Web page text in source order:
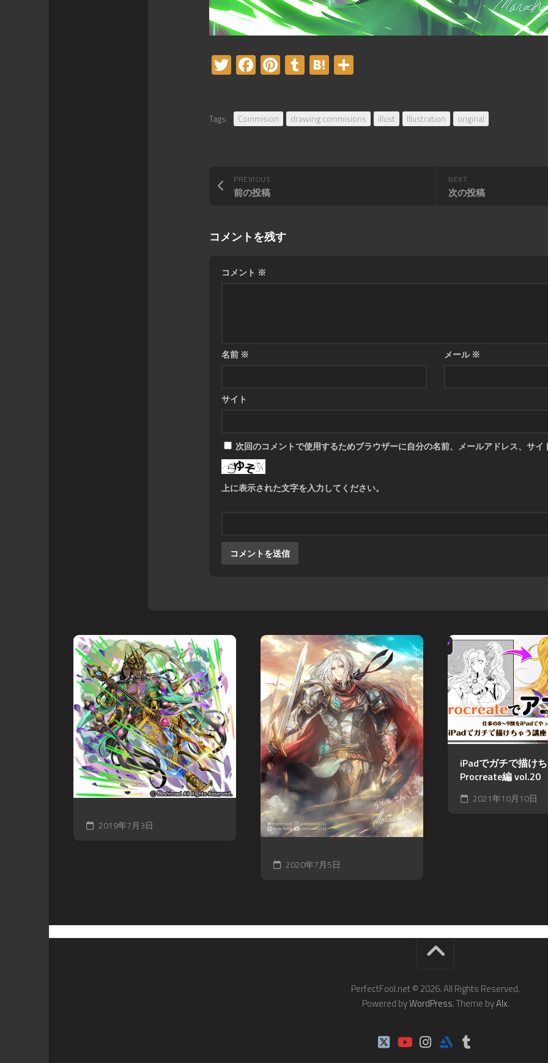
Twitter
Facebook
Pinterest
TumblrHatena
Tags: Commision drawing commisions illust Illustration original
NEXT
次の投稿
PREVIOUS
前の投稿
コメントを残す
コメント ※
名前 ※ メール※
サイト
次回のコメントで使用するためブラウザーに自分の名前、メールアドレス、サイ
上に表示された文字を入力してください。
2019年7月3日
2020年7月5日
iPadでガチで描け
Procreate編 vol.20
2021年10月10日
PerfectFool.net © 2026. All Rights Reserved.
Powered byWordPress. Theme byAlx.